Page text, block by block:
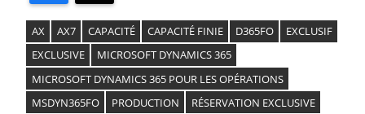
AX AX7 CAPACITÉ CAPACITÉ FINIE D365FO
EXCLUSIF
EXCLUSIVE
MICROSOFT DYNAMICS 365
MICROSOFT DYNAMICS 365 POUR LES OPÉRATIONS
MSDYN365FO
PRODUCTION
RÉSERVATION EXCLUSIVE